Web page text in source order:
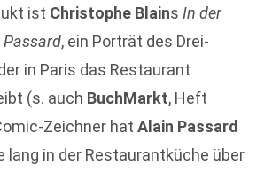
ist Christophe Blains In der
Passard, ein Porträt des Drei-
in Paris das Restaurant
(s. auch BuchMarkt, Heft
Zeichner hat Alain Passard
lang in der Restaurantküche über